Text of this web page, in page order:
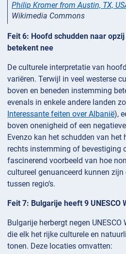
Philip Kromer from Austin, TX,
Wikimedia Commons
Feit 6: Hoofd schudden naar
betekent nee
De culturele interpretatie van
variëren. Terwijl in veel westerse
boven en beneden instemming
evenals in enkele andere landen
Interessante feiten over Albanië),
boven onenigheid of een
Evenzo kan het schudden van
rechts instemming of bevestiging
fascinerend voorbeeld van hoe
cultureel genuanceerd kunnen
tussen regio’s.
Feit 7: Bulgarije heeft 9
Bulgarije herbergt negen
die elk het rijke culturele en
tonen. Deze locaties omvatten: